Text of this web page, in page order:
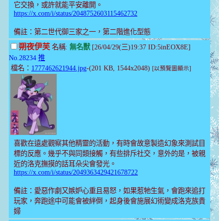
它交換，或許就能平安離開。
https://x.com/i/status/2048752603115462732
備註：第二世代御三家之一，第二階進化型態
朔夜伊芙 名稱: 無名獸[26/04/29(三)19:37 ID:5inEOX8E]
No.28234 推
檔名： 1777462621944.jpg-(201 KB, 1544x2048) [以預覽圖顯示]
喜歡在遠處觀察其他精靈的活動，有時會故意製造幻象來測試目
標的反應。幾乎不與同類接觸，有些排斥社交，意外的是，被親
近的洛克撫摸的話耳朵尖會發光。
https://x.com/i/status/2049363429421678722
備註：愛惡作劇又嫉妒心重且易怒，如果惹牠生氣，會跑來追打
玩家，奔跑途中可能會被絆倒，起身後會施展幻術變成洛克族貴
婦